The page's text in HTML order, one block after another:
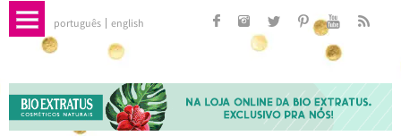
português english